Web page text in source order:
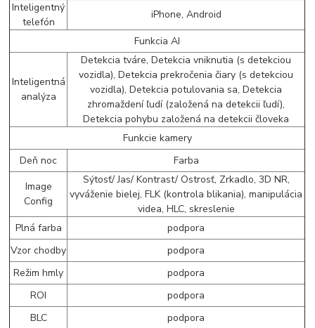
Inteligentný
telefón
iPhone, Android
Funkcia AI
Inteligentná
analýza
Detekcia tváre, Detekcia vniknutia (s detekciou
vozidla), Detekcia prekročenia čiary (s detekciou
vozidla), Detekcia potulovania sa, Detekcia
zhromaždení ľudí (založená na detekcii ľudí),
Detekcia pohybu založená na detekcii človeka
Funkcie kamery
Deň noc
Farba
Image
Config
Sýtosť/ Jas/ Kontrast/ Ostrosť, Zrkadlo, 3D NR,
vyváženie bielej, FLK (kontrola blikania), manipulácia
videa, HLC, skreslenie
Plná farba
podpora
Vzor chodby
podpora
Režim hmly
podpora
ROI
podpora
BLC
podpora